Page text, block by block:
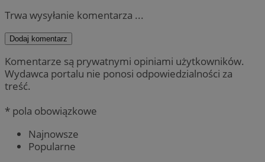
Trwa wysyłanie komentarza ...
Dodaj komentarz
Komentarze są prywatnymi opiniami użytkowników.
Wydawca portalu nie ponosi odpowiedzialności za
treść.
* pola obowiązkowe
Najnowsze
Popularne